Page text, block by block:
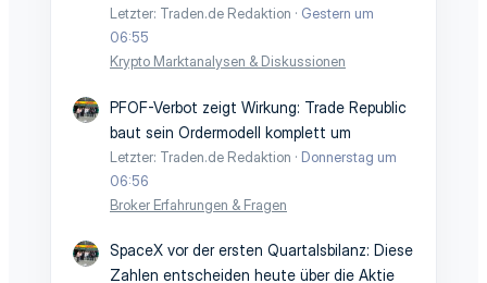
Letzter: Traden.de Redaktion
Gestern um
06:55
Krypto Marktanalysen & Diskussionen
PFOF-Verbot zeigt Wirkung: Trade Republic
baut sein Ordermodell komplett um
Letzter: Traden.de Redaktion
Donnerstag um
06:56
Broker Erfahrungen & Fragen
SpaceX vor der ersten Quartalsbilanz: Diese
Zahlen entscheiden heute über die Aktie